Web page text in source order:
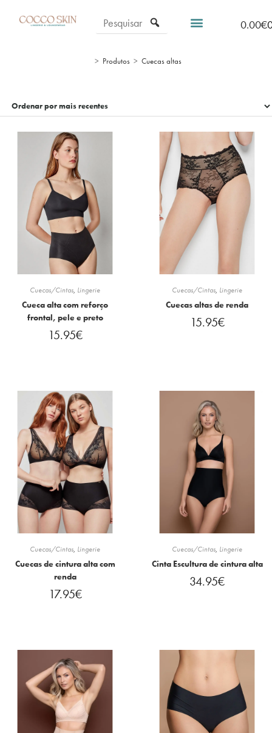
0.00€
> Produtos > Cuecas altas
Cuecas/Cintas, Lingerie
Cueca alta com reforço
frontal, pele e preto
15.95€
Cuecas/Cintas, Lingerie
Cuecas altas de renda
15.95€
Cuecas/Cintas, Lingerie
Cuecas de cintura alta com
renda
17.95€
Cuecas/Cintas, Lingerie
Cinta Escultura de cintura alta
34.95€